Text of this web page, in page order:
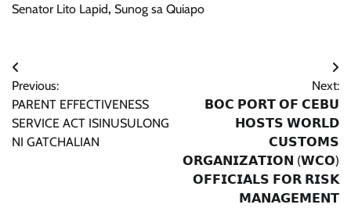
Senator Lito Lapid, Sunog sa Quiapo
Post
navigation
Previous:
PARENT EFFECTIVENESS
SERVICE ACT ISINUSULONG
NI GATCHALIAN
Next:
𝗕𝗢𝗖 𝗣𝗢𝗥𝗧 𝗢𝗙 𝗖𝗘𝗕𝗨
𝗛𝗢𝗦𝗧𝗦 𝗪𝗢𝗥𝗟𝗗
𝗖𝗨𝗦𝗧𝗢𝗠𝗦
𝗢𝗥𝗚𝗔𝗡𝗜𝗭𝗔𝗧𝗜𝗢𝗡 (𝗪𝗖𝗢)
𝗢𝗙𝗙𝗜𝗖𝗜𝗔𝗟𝗦 𝗙𝗢𝗥 𝗥𝗜𝗦𝗞
𝗠𝗔𝗡𝗔𝗚𝗘𝗠𝗘𝗡𝗧